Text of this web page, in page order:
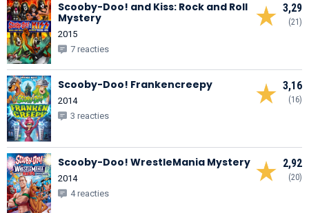
3,29
(21)
Scooby-Doo! and Kiss: Rock and Roll
Mystery
2015
7 reacties
3,16
(16)
Scooby-Doo! Frankencreepy
2014
3 reacties
2,92
(20)
Scooby-Doo! WrestleMania Mystery
2014
4 reacties